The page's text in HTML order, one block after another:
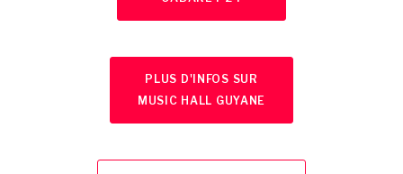
PLUS D'INFOS SUR
MUSIC HALL GUYANE